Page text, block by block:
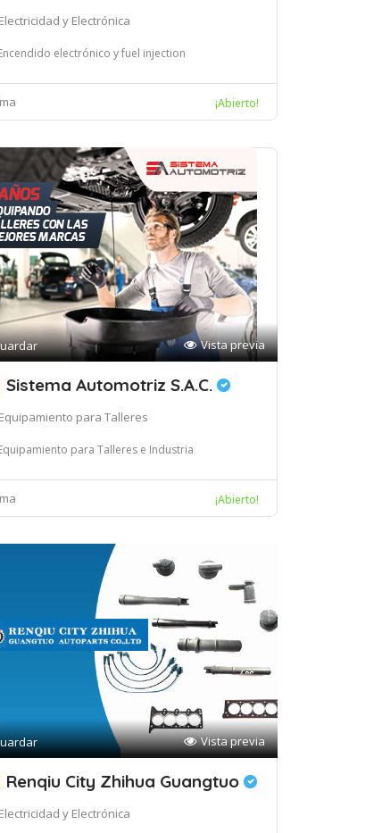
Electricidad y Electrónica
electrónico y fuel injection
¡Abierto!
Vista previa
Sistema Automotriz S.A.C.
Equipamiento para Talleres
para Talleres e Industria
¡Abierto!
Vista previa
Renqiu City Zhihua Guangtuo
Electricidad y Electrónica